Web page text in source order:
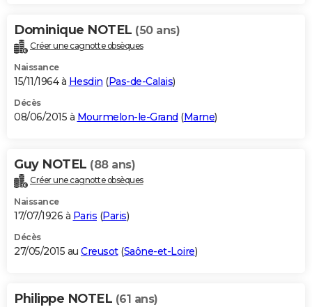
Dominique NOTEL (50 ans)
Créer une cagnotte obsèques
Naissance
15/11/1964 à Hesdin (Pas-de-Calais)
Décès
08/06/2015 à Mourmelon-le-Grand (Marne)
Guy NOTEL (88 ans)
Créer une cagnotte obsèques
Naissance
17/07/1926 à Paris (Paris)
Décès
27/05/2015 au Creusot(Saône-et-Loire)
Philippe NOTEL (61 ans)